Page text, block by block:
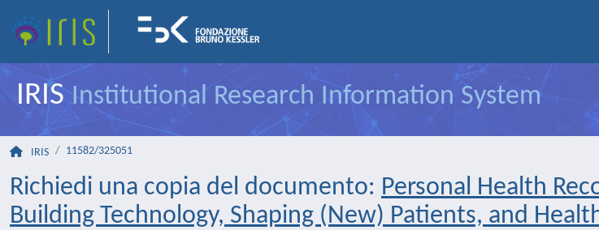
IRISInstitutional Research Information System
IRIS 11582/325051
Richiedi una copia del documento: Personal Health
Building Technology, Shaping (New) Patients, and